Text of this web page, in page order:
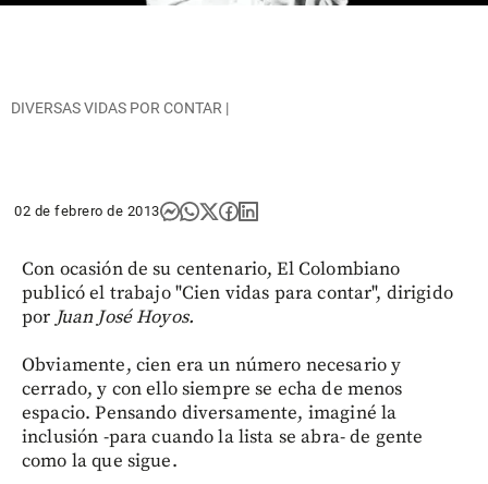
DIVERSAS VIDAS POR CONTAR |
02 de febrero de 2013
Con ocasión de su centenario, El Colombiano
publicó el trabajo "Cien vidas para contar", dirigido
por Juan José Hoyos.
Obviamente, cien era un número necesario y
cerrado, y con ello siempre se echa de menos
espacio. Pensando diversamente, imaginé la
inclusión -para cuando la lista se abra- de gente
como la que sigue.